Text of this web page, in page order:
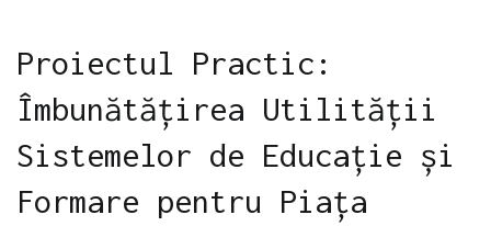
Proiectul Practic:
Îmbunătățirea Utilității
Sistemelor de Educație și
Formare pentru Piața